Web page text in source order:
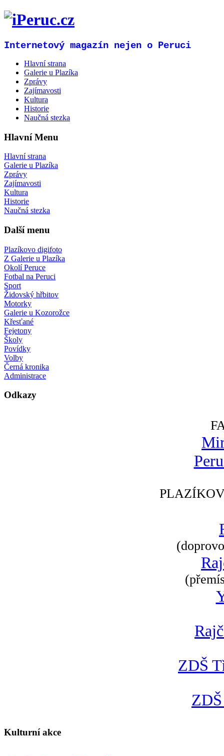
Internetový magazín nejen o Peruci
Hlavní strana
Galerie u Plazíka
Zprávy
Zajímavosti
Kultura
Historie
Naučná stezka
Hlavní Menu
Hlavní strana
Galerie u Plazíka
Zprávy
Zajímavosti
Kultura
Historie
Naučná stezka
Další menu
Plazíkovo digifoto
Z Galerie u Plazíka
Okolí Peruce
Fotbal na Peruci
Sport
Židovský hřbitov
Motorky
Galerie u Kozorožce
Křesťané
Fejetony
Školy
Povídky
Volby
Černá kronika
Administrace
Odkazy
ZDŠ
Kulturní akce